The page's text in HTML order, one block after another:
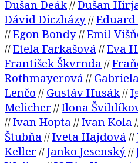
Dušan Deák//Dušan
Dávid Diczházy//
//Egon Bondy//Emil
//Etela Farkašová //Eva
František Škvrnda //
Rothmayerová //
Lenčo // Gustáv Husák//
Melicher//Ilona
//Ivan Hopta //Ivan Kola
Štubňa //Iveta Hajdová //
Keller//Janko Jesenský//